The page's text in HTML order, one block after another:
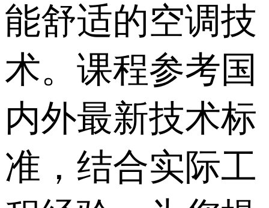
能舒适的空调技
术。课程参考国
内外最新技术标
准，结合实际工